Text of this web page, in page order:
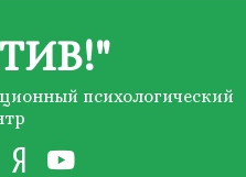
психологический